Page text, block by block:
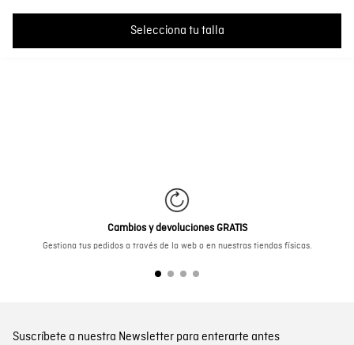
Selecciona tu talla
Fabricante / importador COMODIN S.A.S.
Registro SIC 800069933
Cambios y devoluciones GRATIS
Gestiona tus pedidos a través de la web o en nuestras tiendas físicas.
Suscríbete a nuestra Newsletter para enterarte antes